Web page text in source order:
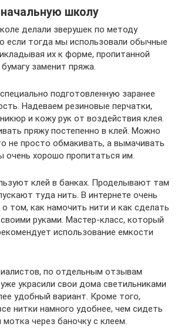
школу
делали зверушек по методу
если тогда мы использовали обычные
их к форме, пропитанной
заменит пряжа.
подготовленную заранее
Надеваем резиновые перчатки,
и кожу рук от воздействия клея.
пряжу постепенно в клей. Можно
не просто обмакивать, а вымачивать
очень хорошо пропитаться им.
клей в банках. Проделывают там
туда нить. В интернете очень
том, как намочить нити и как сделать
руками. Мастер-класс, который
использование емкости
по отдельным отзывам
украсили свои дома светильниками
удобный вариант. Кроме того,
нитки намного удобнее, чем сидеть
мотка через баночку с клеем.